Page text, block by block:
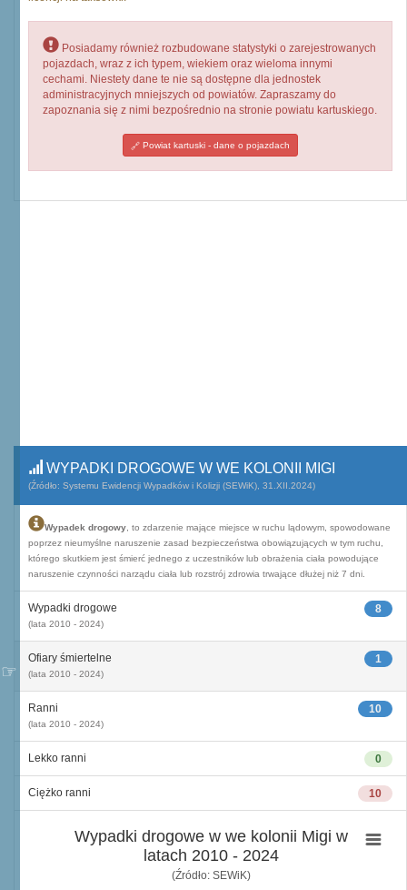
Posiadamy również rozbudowane statystyki o zarejestrowanych
pojazdach, wraz z ich typem, wiekiem oraz wieloma innymi
cechami. Niestety dane te nie są dostępne dla jednostek
administracyjnych mniejszych od powiatów. Zapraszamy do
zapoznania się z nimi bezpośrednio na stronie powiatu kartuskiego.
Powiat kartuski - dane o pojazdach
WYPADKI DROGOWE W WE KOLONII MIGI
(Źródło: Systemu Ewidencji Wypadków i Kolizji (SEWiK), 31.XII.2024)
Wypadek drogowy , to zdarzenie mające miejsce w ruchu lądowym, spowodowane
poprzez nieumyślne naruszenie zasad bezpieczeństwa obowiązujących w tym ruchu,
którego skutkiem jest śmierć jednego z uczestników lub obrażenia ciała powodujące
naruszenie czynności narządu ciała lub rozstrój zdrowia trwające dłużej niż 7 dni.
8
Wypadki drogowe
(lata 2010 - 2024)
1
Ofiary śmiertelne
(lata 2010 - 2024)
10
Ranni
(lata 2010 - 2024)
0
Lekko ranni
10
Ciężko ranni
Wypadki drogowe w we kolonii Migi w
latach 2010 - 2024
(Źródło: SEWiK)